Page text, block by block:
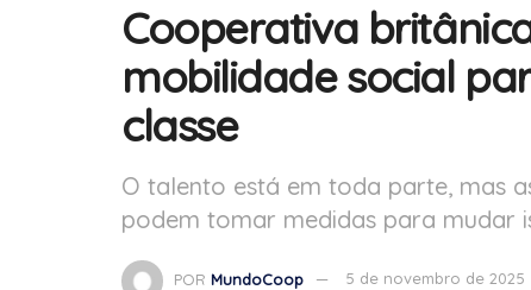
Cooperativa
mobilidade social
classe
O talento está em toda parte, mas
podem tomar medidas para mudar
POR MundoCoop 5 de novembro de 2025